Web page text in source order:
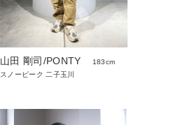
山田 剛司/PONTY
183cm
スノーピーク 二子玉川